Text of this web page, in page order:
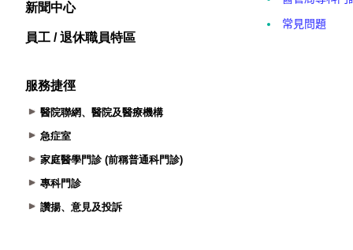
新聞中心
員工 / 退休職員特區
服務捷徑
醫院聯網、醫院及醫療機構
急症室
家庭醫學門診 (前稱普通科門診)
專科門診
讚揚、意見及投訴